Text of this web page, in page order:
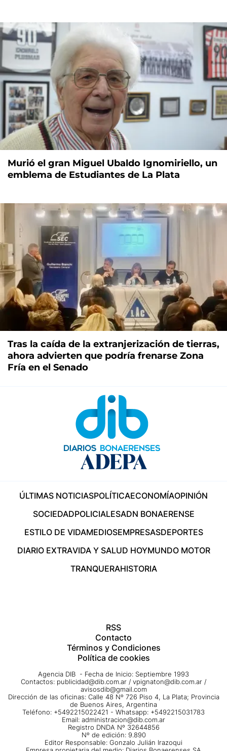
Murió el gran Miguel Ubaldo Ignomiriello, un
emblema de Estudiantes de La Plata
Tras la caída de la extranjerización de tierras,
ahora advierten que podría frenarse Zona
Fría en el Senado
ÚLTIMAS NOTICIASPOLÍTICAECONOMÍAOPINIÓN
SOCIEDADPOLICIALESADN BONAERENSE
ESTILO DE VIDAMEDIOSEMPRESASDEPORTES
DIARIO EXTRAVIDA Y SALUD HOYMUNDO MOTOR
TRANQUERAHISTORIA
RSS
Contacto
Términos y Condiciones
Política de cookies
Agencia DIB - Fecha de Inicio: Septiembre 1993
Contactos: publicidad@dib.com.ar / vpignaton@dib.com.ar /
avisosdib@gmail.com
Dirección de las oficinas: Calle 48 Nº 726 Piso 4, La Plata; Provincia
de Buenos Aires, Argentina
Teléfono: +5492215022421 - Whatsapp: +5492215031783
Email: administracion@dib.com.ar
Registro DNDA Nº 32644856
Nº de edición: 9.890
Editor Responsable: Gonzalo Julián Irazoqui